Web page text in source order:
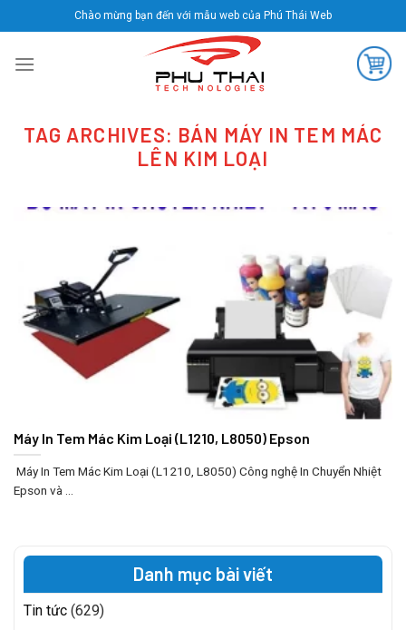
to
content
Chào mừng bạn đến với mẫu web của Phú Thái Web
TAG ARCHIVES: BÁN MÁY IN TEM MÁC
LÊN KIM LOẠI
Danh mục bài viết
Tin tức (629)
Máy In Tem Mác Kim Loại (L1210, L8050) Epson
Máy In Tem Mác Kim Loại (L1210, L8050) Công nghệ In Chuyển Nhiệt
Epson và ...